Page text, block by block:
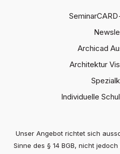
Archicad
Architektur
Individuelle
Unser Angebot richtet sich
Sinne des § 14 BGB, nicht